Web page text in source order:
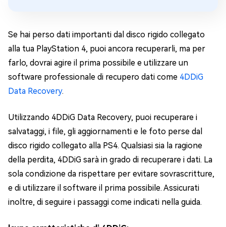
Se hai perso dati importanti dal disco rigido collegato
alla tua PlayStation 4, puoi ancora recuperarli, ma per
farlo, dovrai agire il prima possibile e utilizzare un
software professionale di recupero dati come 4DDiG
Data Recovery.
Utilizzando 4DDiG Data Recovery, puoi recuperare i
salvataggi, i file, gli aggiornamenti e le foto perse dal
disco rigido collegato alla PS4. Qualsiasi sia la ragione
della perdita, 4DDiG sarà in grado di recuperare i dati. La
sola condizione da rispettare per evitare sovrascritture,
e di utilizzare il software il prima possibile. Assicurati
inoltre, di seguire i passaggi come indicati nella guida.